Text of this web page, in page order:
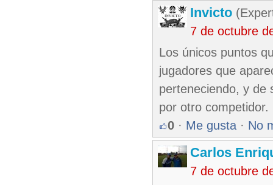
Invicto
7 de octubre
Los únicos puntos
jugadores que
perteneciendo, y de
por otro competidor.
0 · Me gusta · No
Carlos
7 de octubre